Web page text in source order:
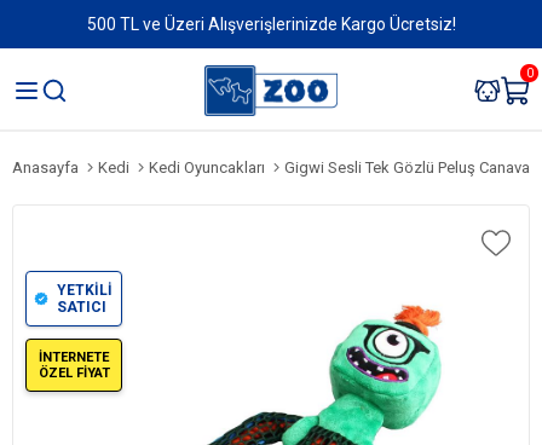
500 TL ve Üzeri Alışverişlerinizde Kargo Ücretsiz!
0
Anasayfa Kedi Kedi Oyuncakları Gigwi Sesli Tek Gözlü Peluş Canavar
YETKİLİ
SATICI
İNTERNETE
ÖZEL FİYAT